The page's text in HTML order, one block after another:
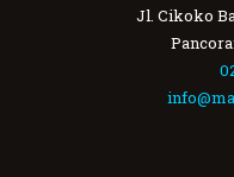
Jl. Cikoko